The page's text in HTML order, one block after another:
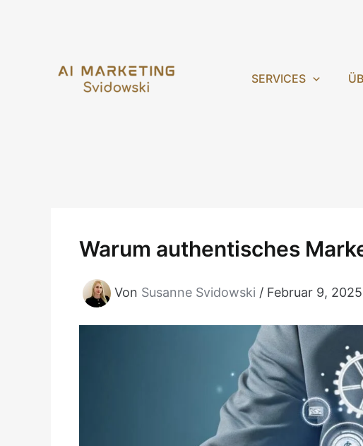
SERVICES
Warum authentisches
Von Susanne Svidowski / Februar 9, 2025